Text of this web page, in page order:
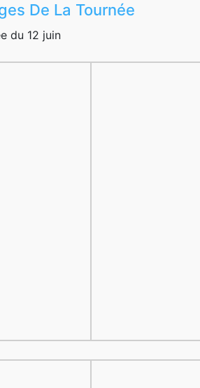
De La Tournée
du 12 juin